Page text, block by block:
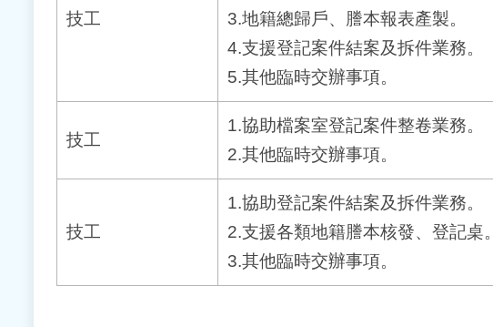
技工
3.地籍總歸戶、謄本報表產製。
4.支援登記案件結案及拆件業務。
5.其他臨時交辦事項。
技工
1.協助檔案室登記案件整卷業務。
2.其他臨時交辦事項。
技工
1.協助登記案件結案及拆件業務。
2.支援各類地籍謄本核發、登記桌。
3.其他臨時交辦事項。